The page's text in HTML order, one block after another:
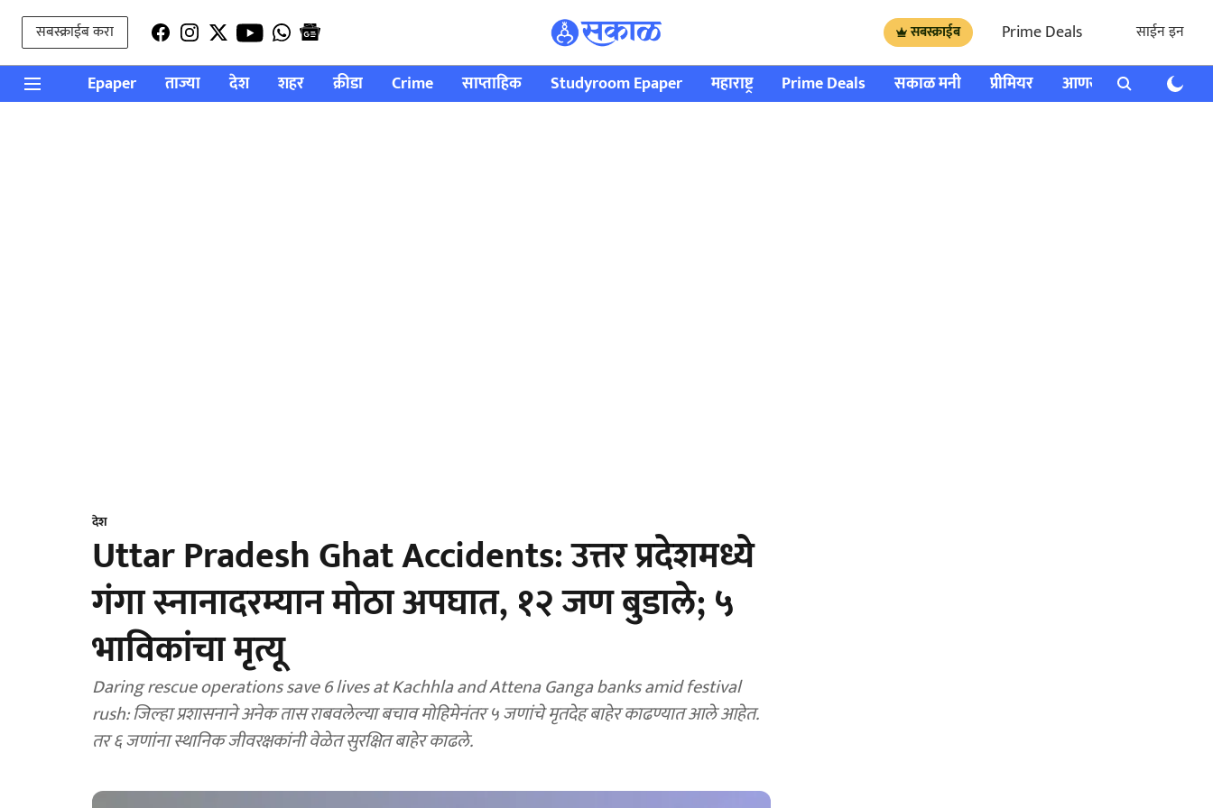
सबस्क्राईब करा सबस्क्राईब Prime Deals साईन इन
Epaper ताज्या देश शहर क्रीडा Crime साप्ताहिक Studyroom Epaper महाराष्ट्र Prime Deals सकाळ मनी प्रीमियर आणखी राशी भविष्य
देश
Uttar Pradesh Ghat Accidents: उत्तर प्रदेशमध्ये
गंगा स्नानादरम्यान मोठा अपघात, १२ जण बुडाले; ५
भाविकांचा मृत्यू
Daring rescue operations save 6 lives at Kachhla and Attena Ganga banks amid festival
rush: जिल्हा प्रशासनाने अनेक तास राबवलेल्या बचाव मोहिमेनंतर ५ जणांचे मृतदेह बाहेर काढण्यात आले आहेत.
तर ६ जणांना स्थानिक जीवरक्षकांनी वेळेत सुरक्षित बाहेर काढले.